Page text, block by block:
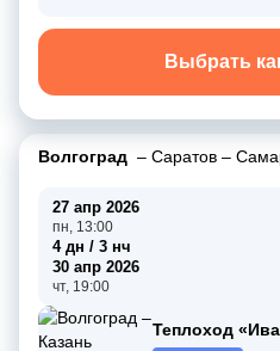
Выбрать
Волгоград – Саратов –
27 апр 2026
пн, 13:00
4 дн / 3 нч
30 апр 2026
чт, 19:00
Теплоход